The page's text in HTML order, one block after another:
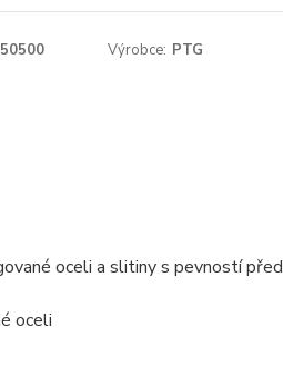
Výrobce: PTG
oceli a slitiny s pevností před
oceli